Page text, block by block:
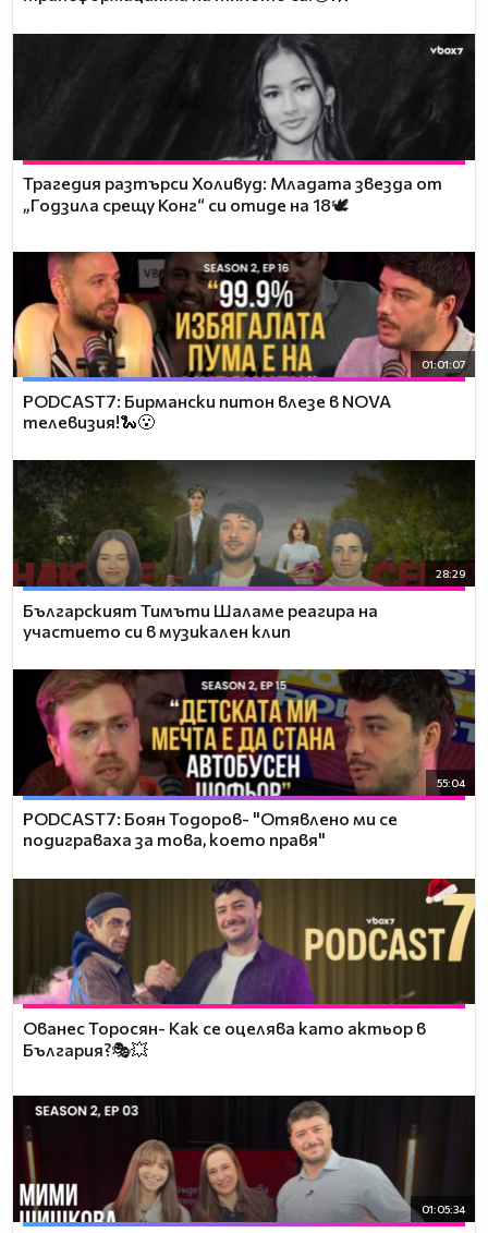
Трагедия разтърси Холивуд: Младата звезда от
„Годзила срещу Конг“ си отиде на 18🕊️
01:01:07
PODCAST7: Бирмански питон влезе в NOVA
телевизия!🐍😮
28:29
Българският Тимъти Шаламе реагира на
участието си в музикален клип
55:04
PODCAST7: ‪Боян Тодоров- "Отявлено ми се
подиграваха за това, което правя"
Ованес Торосян- Как се оцелява като актьор в
България?🎭💥
01:05:34